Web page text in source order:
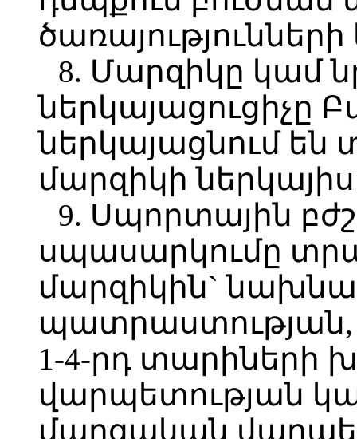
8. Մարզիկը կամ
ներկայացուցիչը
ներկայացնում են
մարզիկի
9. Սպորտային
սպասարկումը
մարզիկին`
պատրաստության,
1-4-րդ տարիների
վարպետության
մարզական